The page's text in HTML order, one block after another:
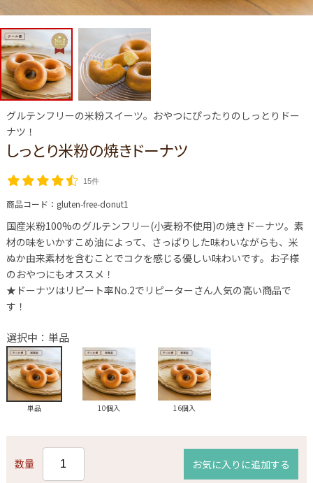
グルテンフリーの米粉スイーツ。おやつにぴったりのしっとりドー
ナツ！
しっとり米粉の焼きドーナツ
15件
商品コード： gluten-free-donut1
国産米粉100%のグルテンフリー(小麦粉不使用)の焼きドーナツ。素
材の味をいかすこめ油によって、さっぱりした味わいながらも、米
ぬか由来素材を含むことでコクを感じる優しい味わいです。お子様
のおやつにもオススメ！
★ドーナツはリピート率No.2でリピーターさん人気の高い商品で
す！
選択中：単品
単品 10個入 16個入
数量 お気に入りに追加する